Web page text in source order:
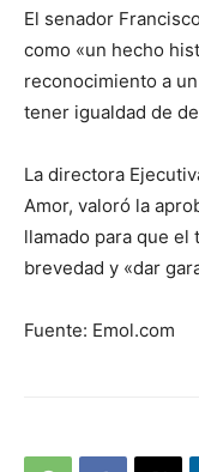
El senador
como «un hecho
reconocimiento a
tener igualdad de
La directora
Amor, valoró la
llamado para que
brevedad y «dar
Fuente: Emol.com